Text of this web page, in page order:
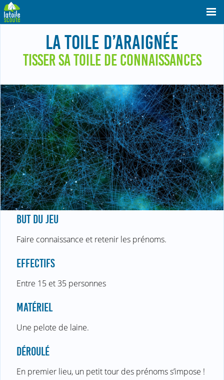
LA TOILE D’ARAIGNÉE
TISSER SA TOILE DE CONNAISSANCES
BUT DU JEU
Faire connaissance et retenir les prénoms.
EFFECTIFS
Entre 15 et 35 personnes
MATÉRIEL
Une pelote de laine.
DÉROULÉ
En premier lieu, un petit tour des prénoms s’impose !